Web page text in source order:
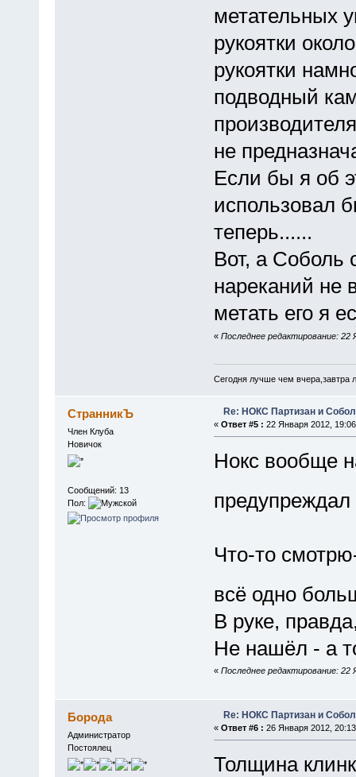
метательных
рукоятки
рукоятки
подводный
не
Если бы я об
использовал
теперь......
Вот, а Соболь
нареканий не
метать его я
« Последнее редактирование: 22
Сегодня лучше чем вчера,завтра
СтранникЪ
Член Клуба
Новичок
Сообщений: 13
Пол:
Re: НОКС Партизан и
« Ответ #5 : 22 Января 2012,
Нокс вообще
Что-то
всё одно
В руке,
Не нашёл - а
« Последнее редактирование:
Борода
Администратор
Постоялец
Re: НОКС Партизан и
« Ответ #6 : 26 Января 2012,
Толщина